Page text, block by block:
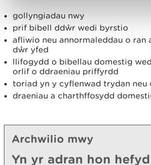
gollyngiadau nwy
prif bibell ddŵr wedi byrstio
afliwio neu annormaleddau o ran
dŵr yfed
llifogydd o bibellau domestig
orlif o ddraeniau priffyrdd
toriad yn y cyflenwad trydan neu
draeniau a charthffosydd
Archwilio mwy
Yn yr adran hon hefyd